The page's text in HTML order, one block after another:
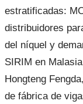
estratificadas:
distribuidores
del níquel y
SIRIM en
Hongteng
de fábrica de